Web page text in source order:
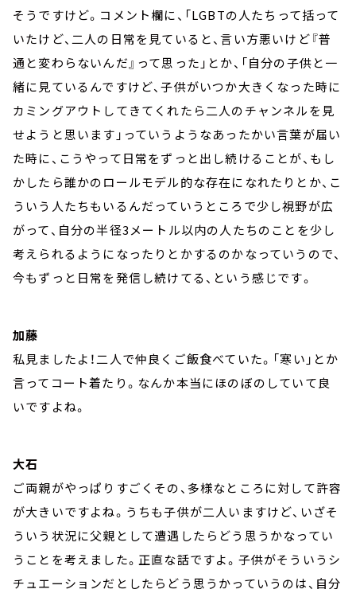
そうですけど。コメント欄に、「LGBTの人たちって括って
いたけど、二人の日常を見ていると、言い方悪いけど『普
通と変わらないんだ』って思った」とか、「自分の子供と一
緒に見ているんですけど、子供がいつか大きくなった時に
カミングアウトしてきてくれたら二人のチャンネルを見
せようと思います」っていうようなあったかい言葉が届い
た時に、こうやって日常をずっと出し続けることが、もし
かしたら誰かのロールモデル的な存在になれたりとか、こ
ういう人たちもいるんだっていうところで少し視野が広
がって、自分の半径3メートル以内の人たちのことを少し
考えられるようになったりとかするのかなっていうので、
今もずっと日常を発信し続けてる、という感じです。
加藤
私見ましたよ！二人で仲良くご飯食べていた。「寒い」とか
言ってコート着たり。なんか本当にほのぼのしていて良
いですよね。
大石
ご両親がやっぱりすごくその、多様なところに対して許容
が大きいですよね。うちも子供が二人いますけど、いざそ
ういう状況に父親として遭遇したらどう思うかなってい
うことを考えました。正直な話ですよ。子供がそういうシ
チュエーションだとしたらどう思うかっていうのは、自分